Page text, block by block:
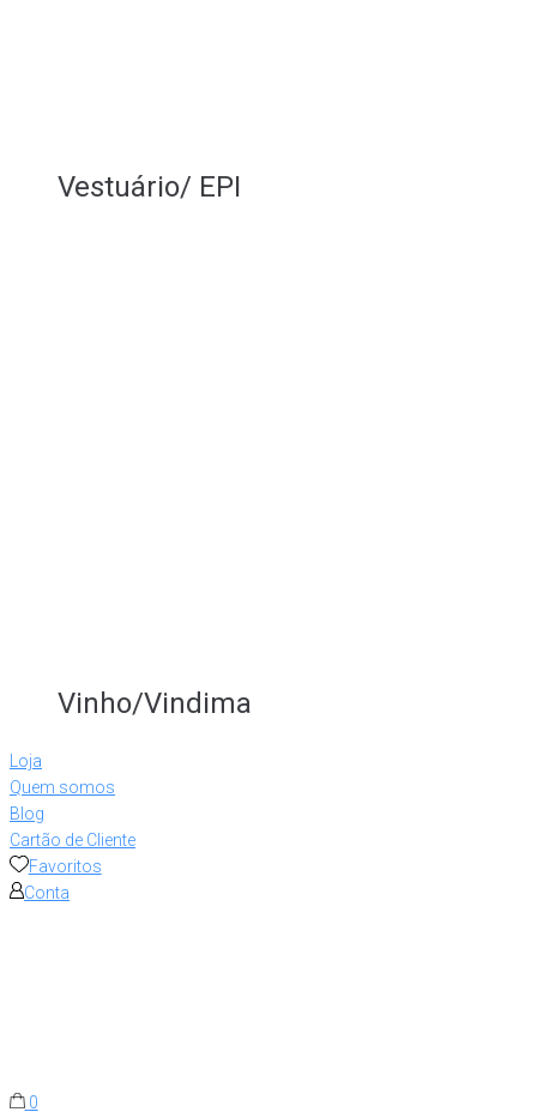
Vestuário/ EPI
Vinho/Vindima
Loja
Quem somos
Blog
Cartão de Cliente
Favoritos
Conta
0